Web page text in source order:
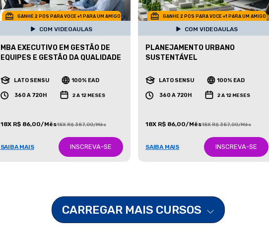
GANHE 2 POS PARA VOCE +1 PARA UM AMIGO
COM VIDEOAULAS
MBA EXECUTIVO EM GESTÃO DE
EQUIPES E GESTÃO DA QUALIDADE
LATO SENSU 100% EAD
360 A 720H 2 A 12 MESES
18X R$ 86,00/Mês18X R$ 387,00/Mês
SAIBA MAIS INSCREVA-SE
GANHE 2 POS PARA VOCE +1 PARA UM AMIGO
COM VIDEOAULAS
PLANEJAMENTO URBANO
SUSTENTÁVEL
LATO SENSU 100% EAD
360 A 720H 2 A 12 MESES
18X R$ 86,00/Mês18X R$ 387,00/Mês
SAIBA MAIS INSCREVA-SE
CARREGAR MAIS CURSOS